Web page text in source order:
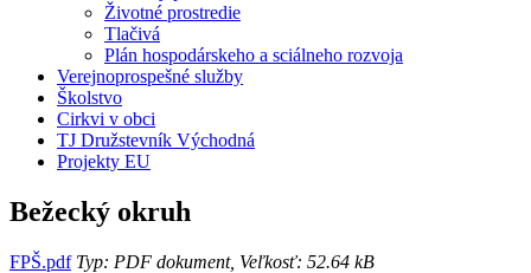
Životné prostredie
Tlačivá
Plán hospodárskeho a sciálneho rozvoja
Verejnoprospešné služby
Školstvo
Cirkvi v obci
TJ Družstevník Východná
Projekty EU
Bežecký okruh
FPŠ.pdfTyp: PDF dokument, Veľkosť: 52.64 kB